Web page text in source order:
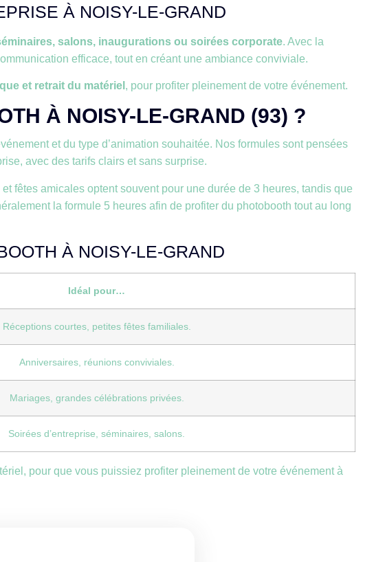
À NOISY-LE-GRAND
salons, inaugurations ou soirées corporate. Avec la
efficace, tout en créant une ambiance conviviale.
et retrait du matériel , pour profiter pleinement de votre événement.
À NOISY-LE-GRAND (93) ?
et du type d’animation souhaitée. Nos formules sont pensées
avec des tarifs clairs et sans surprise.
fêtes amicales optent souvent pour une durée de 3 heures, tandis que
la formule 5 heures afin de profiter du photobooth tout au long
À NOISY-LE-GRAND
Idéal pour…
Réceptions courtes, petites fêtes familiales.
Anniversaires, réunions conviviales.
Mariages, grandes célébrations privées.
Soirées d’entreprise, séminaires, salons.
pour que vous puissiez profiter pleinement de votre événement à